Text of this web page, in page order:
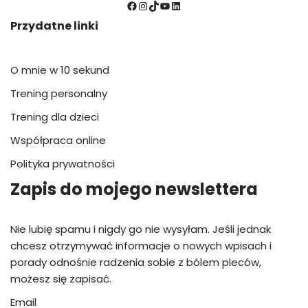
Przydatne linki
O mnie w 10 sekund
Trening personalny
Trening dla dzieci
Współpraca online
Polityka prywatności
Zapis do mojego newslettera
Nie lubię spamu i nigdy go nie wysyłam. Jeśli jednak
chcesz otrzymywać informacje o nowych wpisach i
porady odnośnie radzenia sobie z bólem pleców,
możesz się zapisać.
Email